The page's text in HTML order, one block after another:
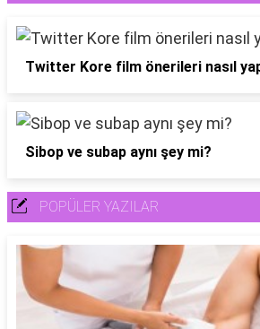
Twitter Kore film önerileri nasıl
Sibop ve subap aynı şey mi?
POPÜLER YAZILAR